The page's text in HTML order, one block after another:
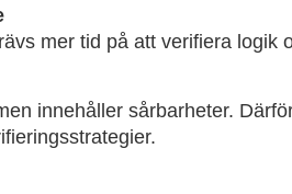
mer tid på att verifiera logik
innehåller sårbarheter.